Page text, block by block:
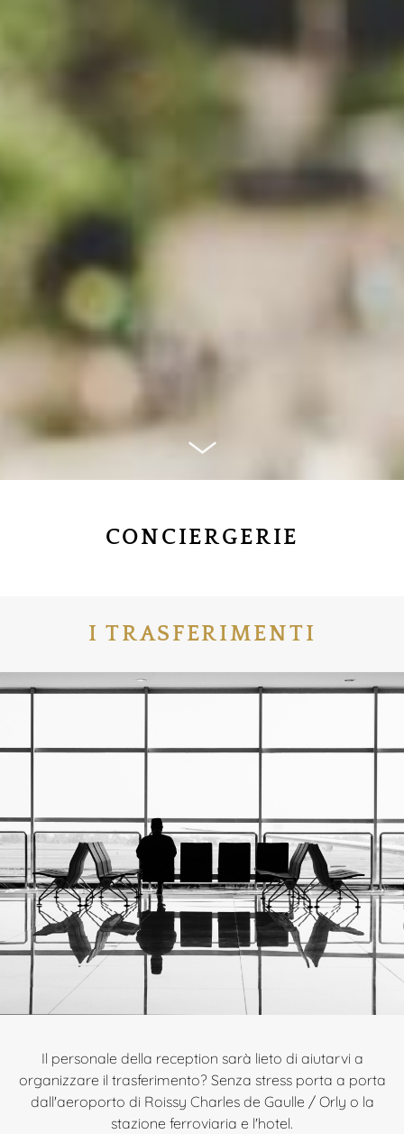
CONCIERGERIE
I TRASFERIMENTI
Il personale della reception sarà lieto di aiutarvi a
organizzare il trasferimento? Senza stress porta a porta
dall'aeroporto di Roissy Charles de Gaulle / Orly o la
stazione ferroviaria e l'hotel.